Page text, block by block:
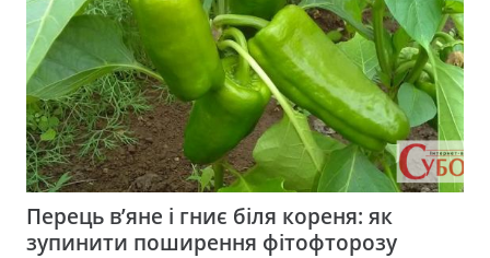
Перець в’яне і гниє біля кореня: як
зупинити поширення фітофторозу